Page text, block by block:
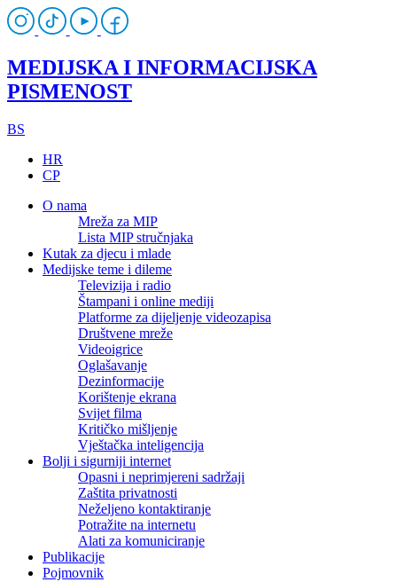
MEDIJSKA I INFORMACIJSKA
PISMENOST
BS
HR
CP
O nama
Mreža za MIP
Lista MIP stručnjaka
Kutak za djecu i mlade
Medijske teme i dileme
Televizija i radio
Štampani i online mediji
Platforme za dijeljenje videozapisa
Društvene mreže
Videoigrice
Oglašavanje
Dezinformacije
Korištenje ekrana
Svijet filma
Kritičko mišljenje
Vještačka inteligencija
Bolji i sigurniji internet
Opasni i neprimjereni sadržaji
Zaštita privatnosti
Neželjeno kontaktiranje
Potražite na internetu
Alati za komuniciranje
Publikacije
Pojmovnik